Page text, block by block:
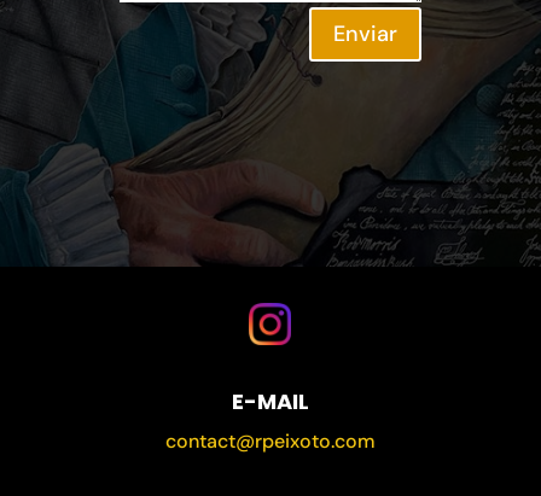
Enviar
E-MAIL
contact@rpeixoto.com